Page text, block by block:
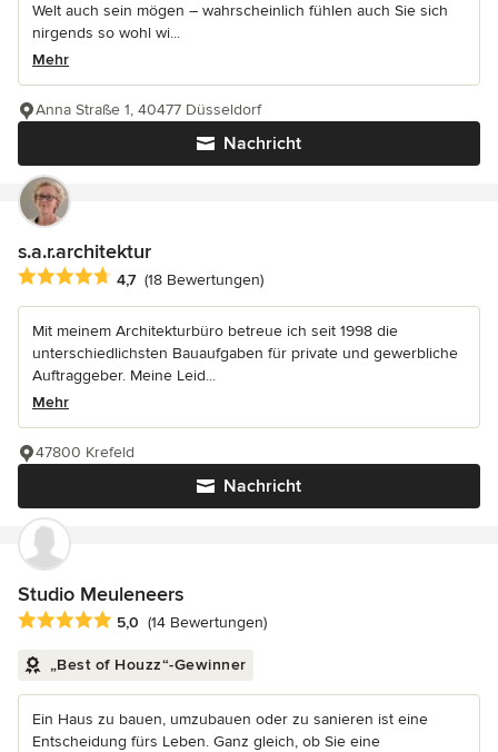
Welt auch sein mögen – wahrscheinlich fühlen auch Sie sich
nirgends so wohl wi...
Mehr
Nachricht
Anna Straße 1, 40477 Düsseldorf
s.a.r.architektur
Durchschnittliche Bewertung: 4.7 von 5 Sternen
4,7 (18 Bewertungen)
Mit meinem Architekturbüro betreue ich seit 1998 die
unterschiedlichsten Bauaufgaben für private und gewerbliche
Auftraggeber. Meine Leid...
Mehr
Nachricht
47800 Krefeld
Studio Meuleneers
Durchschnittliche Bewertung: 5 von 5 Sternen
5,0 (14 Bewertungen)
„Best of Houzz“-Gewinner
Ein Haus zu bauen, umzubauen oder zu sanieren ist eine
Entscheidung fürs Leben. Ganz gleich, ob Sie eine